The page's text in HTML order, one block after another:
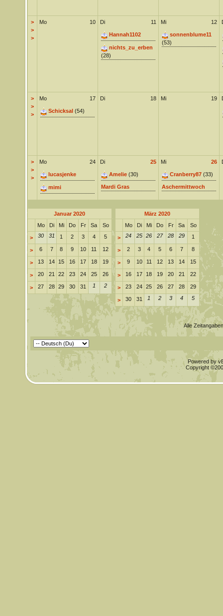
>
>
>
10
Mo 11
Di
Hannah1102
nichts_zu_erben
(28)
12
Mi
sonnenblume11
(53)
>
>
>
17
Mo
Schicksal (54)
18
Di 19
Mi
>
>
>
24
Mo
lucasjenke
mimi
25
Di
Amelie(30)
Mardi Gras
26
Mi
Cranberry87(33)
Aschermittwoch
Januar 2020
Mo
Di Mi Do Fr Sa So
> 30 31 1 2 3 4 5
> 6 7 8 9 10 11 12
> 13 14 15 16 17 18 19
> 20 21 22 23 24 25 26
> 27 28 29 30 31 1 2
März 2020
Mo
Di Mi Do Fr Sa So
> 24 25 26 27 28 29 1
> 2 3 4 5 6 7 8
> 9 10 11 12 13 14 15
> 16 17 18 19 20 21 22
> 23 24 25 26 27 28 29
> 30 31 1 2 3 4 5
Alle
Powered by
Copyright